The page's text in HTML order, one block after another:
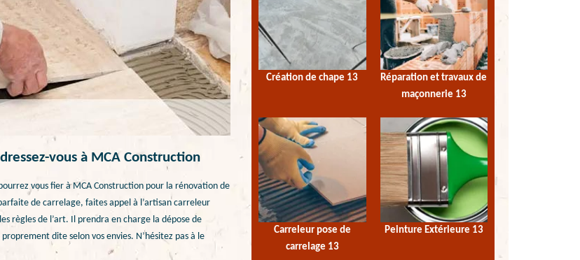
vous à MCA Construction
vous fier à MCA Construction pour la rénovation de
de carrelage, faites appel à l’artisan carreleur
règles de l’art. Il prendra en charge la dépose de
dite selon vos envies. N’hésitez pas à le
Création de chape 13
Réparation et travaux de
maçonnerie 13
Carreleur pose de
carrelage 13
Peinture Extérieure 13